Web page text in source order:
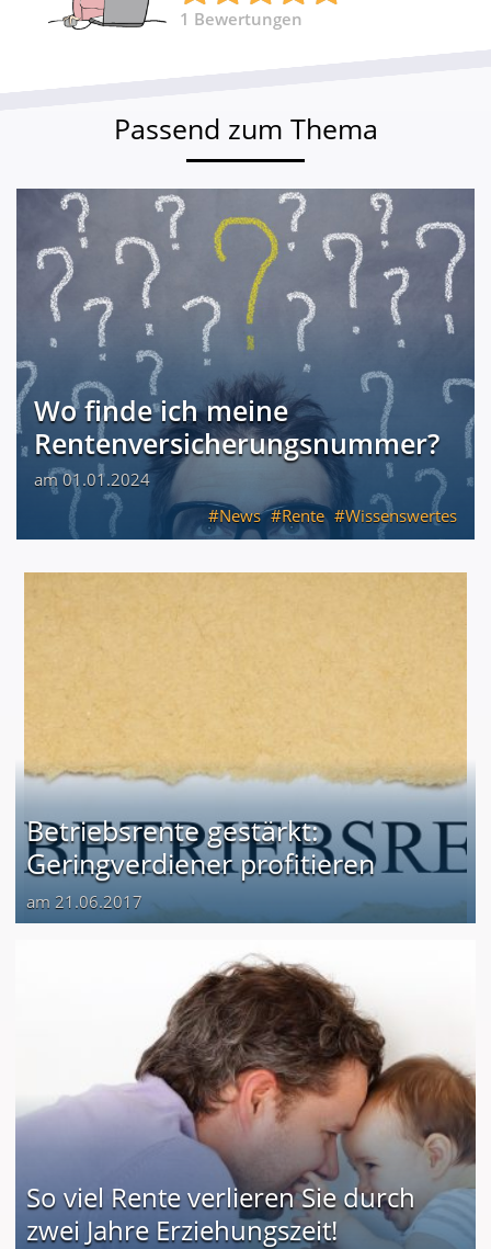
1 Bewertungen
Passend zum Thema
Wo finde ich meine
Rentenversicherungsnummer?
am 01.01.2024
News
Rente Wissenswertes
Betriebsrente gestärkt:
Geringverdiener profitieren
am 21.06.2017
So viel Rente verlieren Sie durch
zwei Jahre Erziehungszeit!